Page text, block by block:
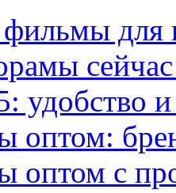
для
удобство
оптом:
оптом с